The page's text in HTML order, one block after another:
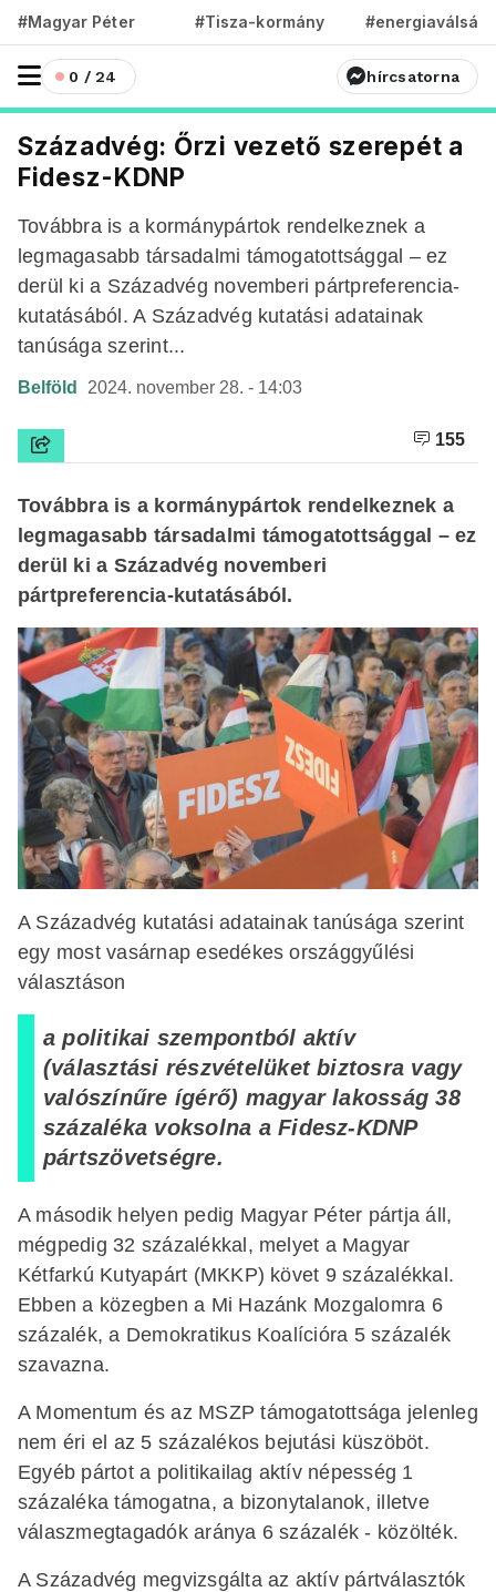
#Magyar Péter #Tisza-kormány #energiaválság
0 / 24 hírcsatorna
Századvég: Őrzi vezető szerepét a
Fidesz-KDNP
Továbbra is a kormánypártok rendelkeznek a
legmagasabb társadalmi támogatottsággal – ez
derül ki a Századvég novemberi pártpreferencia-
kutatásából. A Századvég kutatási adatainak
tanúsága szerint...
Belföld 2024. november 28. - 14:03
155
Továbbra is a kormánypártok rendelkeznek a
legmagasabb társadalmi támogatottsággal – ez
derül ki a Századvég novemberi
pártpreferencia-kutatásából.
A Századvég kutatási adatainak tanúsága szerint
egy most vasárnap esedékes országgyűlési
választáson
a politikai szempontból aktív
(választási részvételüket biztosra vagy
valószínűre ígérő) magyar lakosság 38
százaléka voksolna a Fidesz-KDNP
pártszövetségre.
A második helyen pedig Magyar Péter pártja áll,
mégpedig 32 százalékkal, melyet a Magyar
Kétfarkú Kutyapárt (MKKP) követ 9 százalékkal.
Ebben a közegben a Mi Hazánk Mozgalomra 6
százalék, a Demokratikus Koalícióra 5 százalék
szavazna.
A Momentum és az MSZP támogatottsága jelenleg
nem éri el az 5 százalékos bejutási küszöböt.
Egyéb pártot a politikailag aktív népesség 1
százaléka támogatna, a bizonytalanok, illetve
válaszmegtagadók aránya 6 százalék - közölték.
A Századvég megvizsgálta az aktív pártválasztók